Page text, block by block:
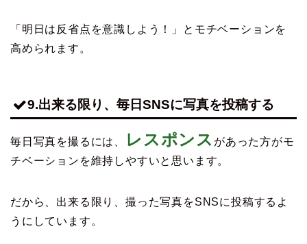
「明日は反省点を意識しよう！」とモチベーションを
高められます。
9.出来る限り、毎日SNSに写真を投稿する
毎日写真を撮るには、 レスポンス があった方がモ
チベーションを維持しやすいと思います。
だから、出来る限り、撮った写真をSNSに投稿するよ
うにしています。